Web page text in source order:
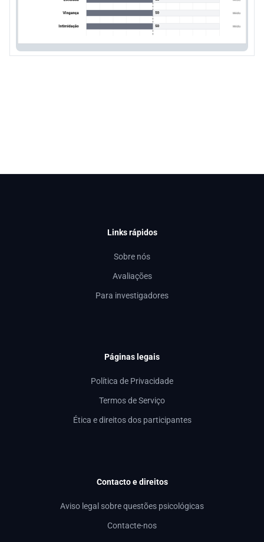
Links rápidos
Sobre nós
Avaliações
Para investigadores
Páginas legais
Política de Privacidade
Termos de Serviço
Ética e direitos dos participantes
Contacto e direitos
Aviso legal sobre questões psicológicas
Contacte-nos